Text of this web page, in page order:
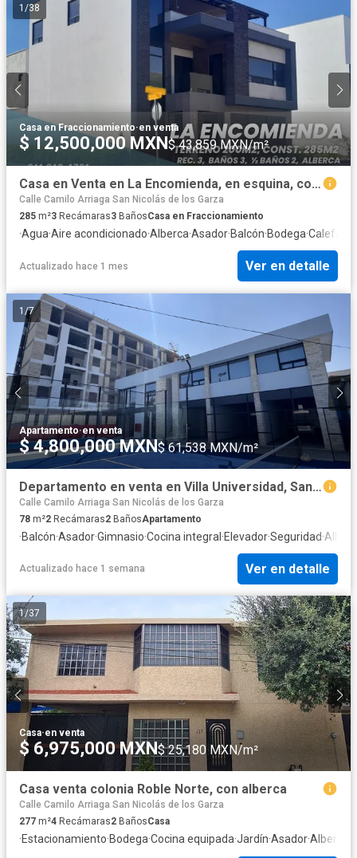
1 /38
Casa en Fraccionamiento·en venta
$ 12,500,000 MXN$ 43,859 MXN/m²
Casa en Venta en La Encomienda, en esquina, con alberca.
Calle Camilo Arriaga San Nicolás de los Garza
285 m²3 Recámaras3 BañosCasa en Fraccionamiento
·Agua·Aire acondicionado·Alberca·Asador·Balcón·Bodega·
Actualizado hace 1 mes Ver en detalle
1 /7
Apartamento·en venta
$ 4,800,000 MXN$ 61,538 MXN/m²
Departamento en venta en Villa Universidad, San Nicolás de los Garza, Nuevo León
Calle Camilo Arriaga San Nicolás de los Garza
78 m²2 Recámaras2 BañosApartamento
·Balcón·Asador·Gimnasio·Cocina integral·Elevador·Seguridad·
Actualizado hace 1 semana Ver en detalle
1/37
Casa·en venta
$ 6,975,000 MXN$ 25,180 MXN/m²
Casa venta colonia Roble Norte, con alberca
Calle Camilo Arriaga San Nicolás de los Garza
277 m²4 Recámaras2 BañosCasa
·Estacionamiento·Bodega·Cocina equipada·Jardín·Asador·Alberca